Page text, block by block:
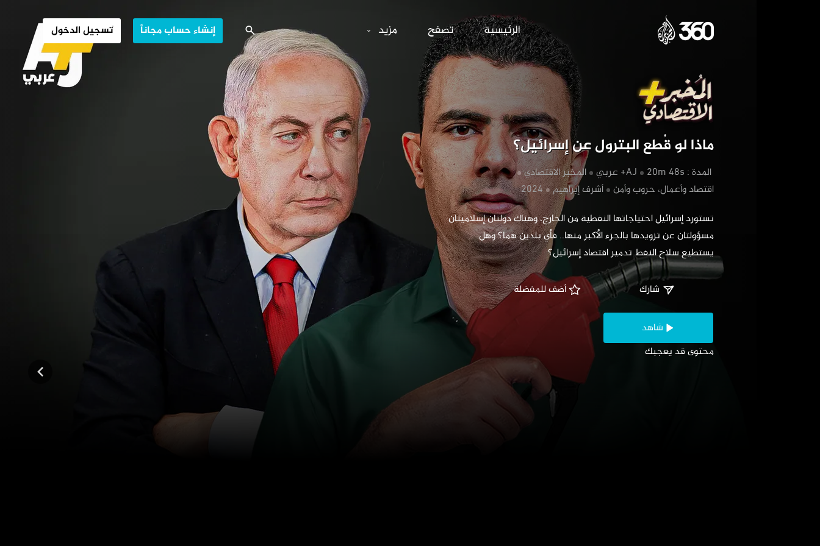
إنشاء حساب مجاناً تسجيل الدخول
ماذا لو قُطع البترول عن إسرائيل؟